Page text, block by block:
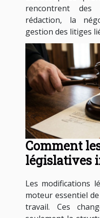
rencontrent
rédaction, la
gestion des litiges
Comment
législatives
Les modifications
moteur essentiel
travail. Ces